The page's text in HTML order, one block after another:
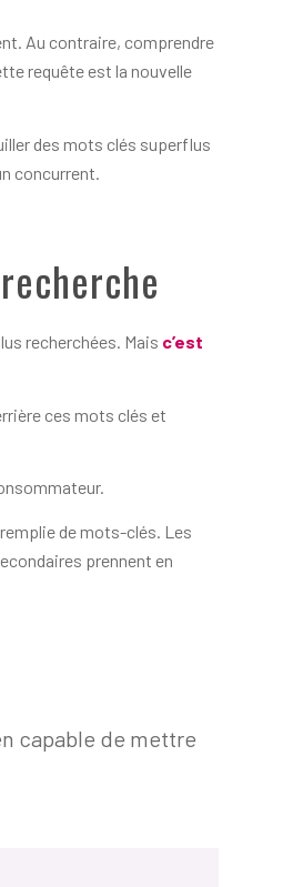
Au contraire, comprendre
requête est la nouvelle
des mots clés superflus
concurrent.
recherchées. Mais c’est
ces mots clés et
de mots-clés. Les
prennent en
capable de mettre